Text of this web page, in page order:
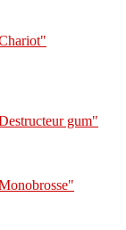
gum"